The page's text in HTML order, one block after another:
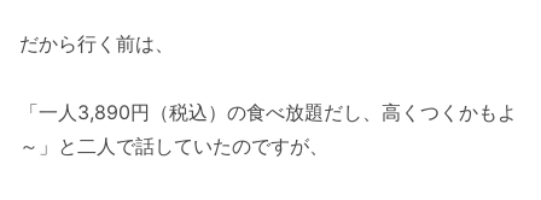
だから行く前は、
「一人3,890円（税込）の食べ放題だし、高くつくかもよ
～」と二人で話していたのですが、